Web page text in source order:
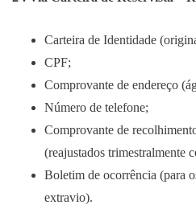
Carteira de Identidade
CPF;
Comprovante de endereço
Número de telefone;
Comprovante de
(reajustados trimestralmente
Boletim de ocorrência (para
extravio).